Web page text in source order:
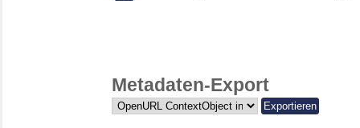
Metadaten-Export